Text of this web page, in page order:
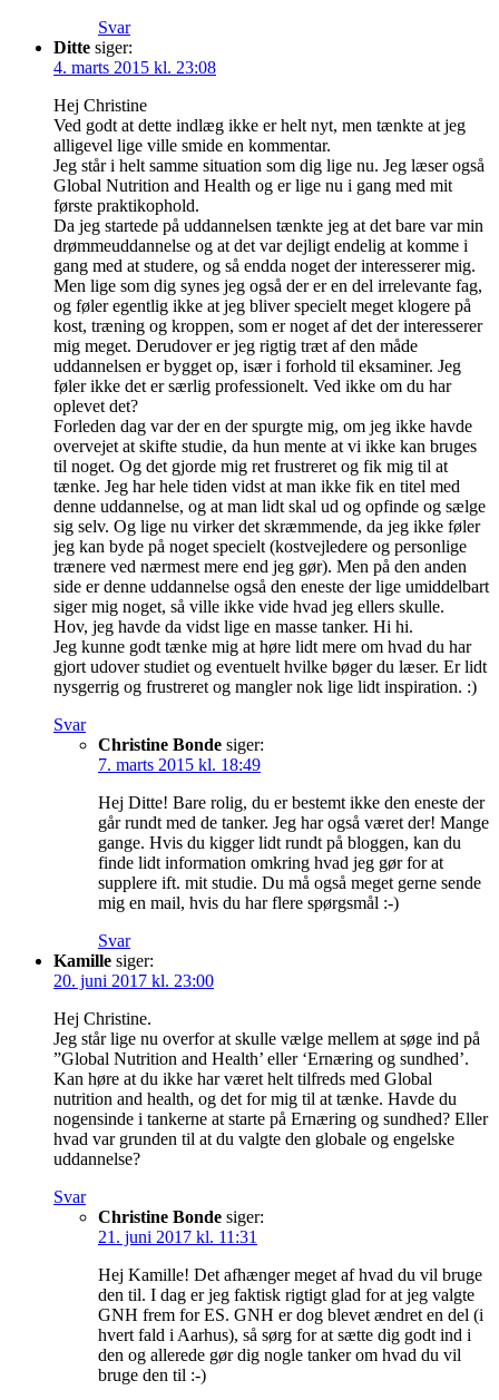
Svar
Ditte siger:
4. marts 2015 kl. 23:08
Hej Christine
Ved godt at dette indlæg ikke er helt nyt, men tænkte at jeg
alligevel lige ville smide en kommentar.
Jeg står i helt samme situation som dig lige nu. Jeg læser også
Global Nutrition and Health og er lige nu i gang med mit
første praktikophold.
Da jeg startede på uddannelsen tænkte jeg at det bare var min
drømmeuddannelse og at det var dejligt endelig at komme i
gang med at studere, og så endda noget der interesserer mig.
Men lige som dig synes jeg også der er en del irrelevante fag,
og føler egentlig ikke at jeg bliver specielt meget klogere på
kost, træning og kroppen, som er noget af det der interesserer
mig meget. Derudover er jeg rigtig træt af den måde
uddannelsen er bygget op, især i forhold til eksaminer. Jeg
føler ikke det er særlig professionelt. Ved ikke om du har
oplevet det?
Forleden dag var der en der spurgte mig, om jeg ikke havde
overvejet at skifte studie, da hun mente at vi ikke kan bruges
til noget. Og det gjorde mig ret frustreret og fik mig til at
tænke. Jeg har hele tiden vidst at man ikke fik en titel med
denne uddannelse, og at man lidt skal ud og opfinde og sælge
sig selv. Og lige nu virker det skræmmende, da jeg ikke føler
jeg kan byde på noget specielt (kostvejledere og personlige
trænere ved nærmest mere end jeg gør). Men på den anden
side er denne uddannelse også den eneste der lige umiddelbart
siger mig noget, så ville ikke vide hvad jeg ellers skulle.
Hov, jeg havde da vidst lige en masse tanker. Hi hi.
Jeg kunne godt tænke mig at høre lidt mere om hvad du har
gjort udover studiet og eventuelt hvilke bøger du læser. Er lidt
nysgerrig og frustreret og mangler nok lige lidt inspiration. :)
Svar
Christine Bonde siger:
7. marts 2015 kl. 18:49
Hej Ditte! Bare rolig, du er bestemt ikke den eneste der
går rundt med de tanker. Jeg har også været der! Mange
gange. Hvis du kigger lidt rundt på bloggen, kan du
finde lidt information omkring hvad jeg gør for at
supplere ift. mit studie. Du må også meget gerne sende
mig en mail, hvis du har flere spørgsmål :-)
Svar
Kamille siger:
20. juni 2017 kl. 23:00
Hej Christine.
Jeg står lige nu overfor at skulle vælge mellem at søge ind på
”Global Nutrition and Health’ eller ‘Ernæring og sundhed’.
Kan høre at du ikke har været helt tilfreds med Global
nutrition and health, og det for mig til at tænke. Havde du
nogensinde i tankerne at starte på Ernæring og sundhed? Eller
hvad var grunden til at du valgte den globale og engelske
uddannelse?
Svar
Christine Bonde siger:
21. juni 2017 kl. 11:31
Hej Kamille! Det afhænger meget af hvad du vil bruge
den til. I dag er jeg faktisk rigtigt glad for at jeg valgte
GNH frem for ES. GNH er dog blevet ændret en del (i
hvert fald i Aarhus), så sørg for at sætte dig godt ind i
den og allerede gør dig nogle tanker om hvad du vil
bruge den til :-)